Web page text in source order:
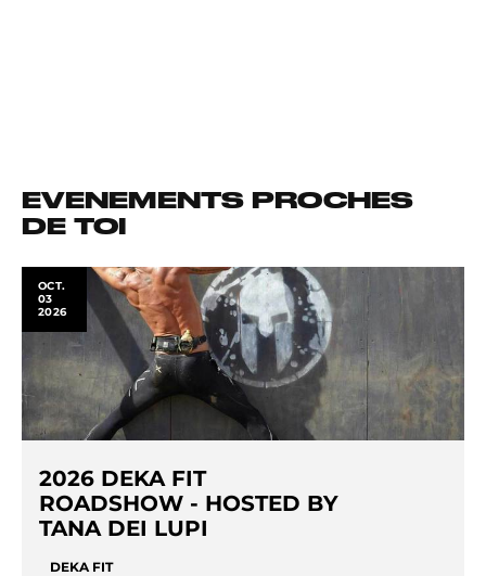
EVENEMENTS PROCHES
DE TOI
OCT.
03
2026
2026 DEKA FIT
ROADSHOW - HOSTED BY
TANA DEI LUPI
DEKA FIT